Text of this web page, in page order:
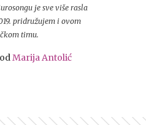
je sve više rasla
pridružujem i ovom
timu.
Marija Antolić